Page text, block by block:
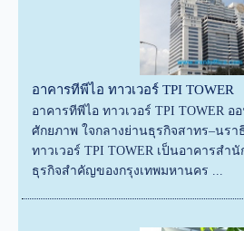
อาคารทีพีไอ ทาวเวอร์ TPI TOWER
อาคารทีพีไอ ทาวเวอร์ TPI TOWER อ
ศักยภาพ ใจกลางย่านธุรกิจสาทร–นรา
ทาวเวอร์ TPI TOWER เป็นอาคารสำ
ธุรกิจสำคัญของกรุงเทพมหานคร ...